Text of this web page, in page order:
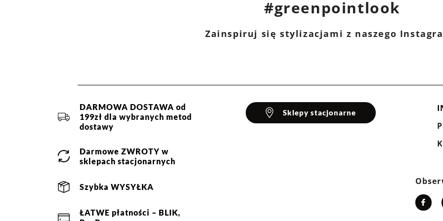
#greenpointlook
Zainspiruj się stylizacjami z naszego
DARMOWA DOSTAWA od
199zł dla wybranych metod
dostawy
Darmowe ZWROTY w
sklepach stacjonarnych
Szybka WYSYŁKA
ŁATWE płatności – BLIK,
Sklepy stacjonarne